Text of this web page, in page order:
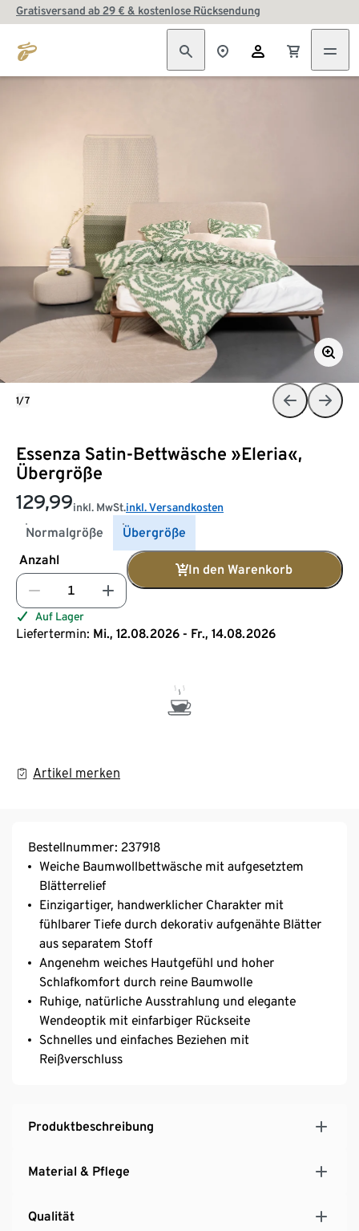
Gratisversand ab 29 € & kostenlose Rücksendung
Essenza Satin-Bettwäsche »Eleria«,
Übergröße
129,99inkl. MwSt.inkl. Versandkosten
Normalgröße
Übergröße
Anzahl
In den Warenkorb
Auf Lager
Liefertermin: Mi., 12.08.2026 - Fr., 14.08.2026
Artikel merken
1/7
Bestellnummer: 237918
Weiche Baumwollbettwäsche mit aufgesetztem
Blätterrelief
Einzigartiger, handwerklicher Charakter mit
fühlbarer Tiefe durch dekorativ aufgenähte Blätter
aus separatem Stoff
Angenehm weiches Hautgefühl und hoher
Schlafkomfort durch reine Baumwolle
Ruhige, natürliche Ausstrahlung und elegante
Wendeoptik mit einfarbiger Rückseite
Schnelles und einfaches Beziehen mit
Reißverschluss
Produktbeschreibung
Material & Pflege
Qualität